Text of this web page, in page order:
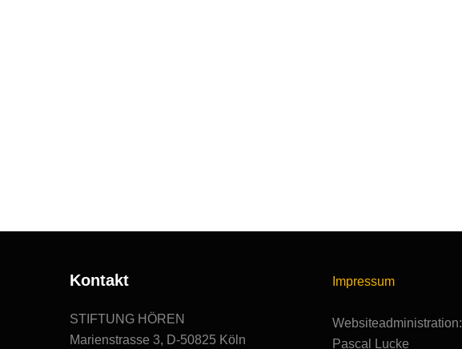
Kontakt
STIFTUNG HÖREN
Marienstrasse 3, D-50825 Köln
Impressum
Websiteadministration:
Pascal Lucke